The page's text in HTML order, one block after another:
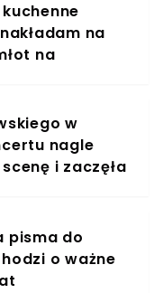
na
na
w
nagle
i zaczęła
pisma do
o ważne